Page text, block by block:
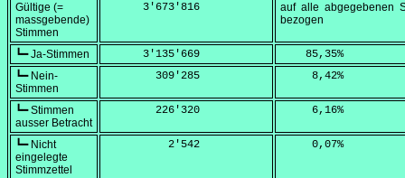
Gültige (=
massgebende)
Stimmen
      3'673'816
auf alle abgegebenen
bezogen
┗━ Ja-Stimmen
      3'135'669
    85,35
%
┗━ Nein-
Stimmen
        309'285
     8,42
%
┗━ Stimmen
ausser Betracht
        226'320
     6,16
%
┗━ Nicht
eingelegte
Stimmzettel
          2'542
     0,07
%